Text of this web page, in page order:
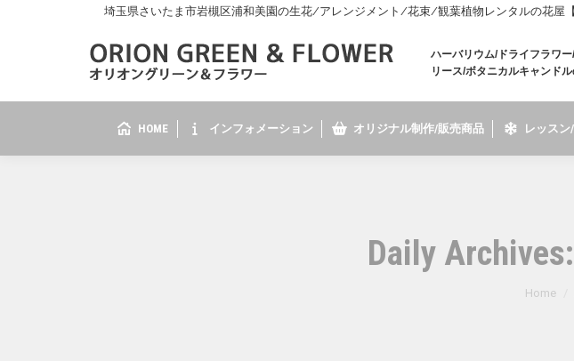
埼玉県さいたま市岩槻区浦和美園の生花/アレンジメント/花束/観葉植物レンタルの花屋
ハーバリウム/ドライフラワ
リース/ボタニカルキャンド
HOME インフォメーション オリジナル制作/販売商品 レッスン
Daily Archives:
You are
Home